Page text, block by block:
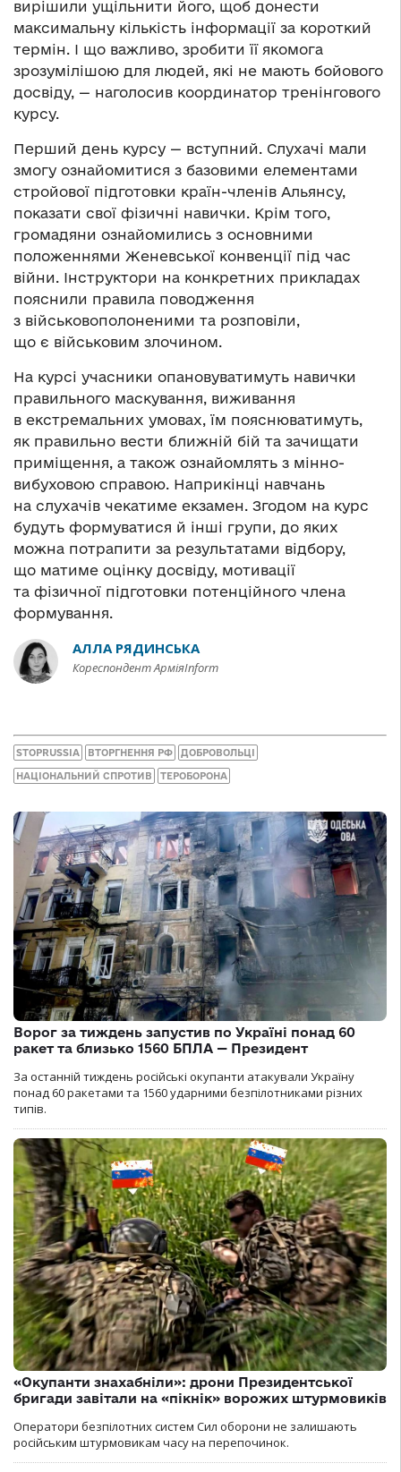
вирішили ущільнити його, щоб донести
максимальну кількість інформації за короткий
термін. І що важливо, зробити її якомога
зрозумілішою для людей, які не мають бойового
досвіду, — наголосив координатор тренінгового
курсу.
Перший день курсу — вступний. Слухачі мали
змогу ознайомитися з базовими елементами
стройової підготовки країн-членів Альянсу,
показати свої фізичні навички. Крім того,
громадяни ознайомились з основними
положеннями Женевської конвенції під час
війни. Інструктори на конкретних прикладах
пояснили правила поводження
з військовополоненими та розповіли,
що є військовим злочином.
На курсі учасники опановуватимуть навички
правильного маскування, виживання
в екстремальних умовах, їм пояснюватимуть,
як правильно вести ближній бій та зачищати
приміщення, а також ознайомлять з мінно-
вибуховою справою. Наприкінці навчань
на слухачів чекатиме екзамен. Згодом на курс
будуть формуватися й інші групи, до яких
можна потрапити за результатами відбору,
що матиме оцінку досвіду, мотивації
та фізичної підготовки потенційного члена
формування.
АЛЛА РЯДИНСЬКА
Кореспондент АрміяInform
STOPRUSSIA ВТОРГНЕННЯ РФ ДОБРОВОЛЬЦІ
НАЦІОНАЛЬНИЙ СПРОТИВ ТЕРОБОРОНА
Ворог за тиждень запустив по Україні понад 60
ракет та близько 1560 БПЛА — Президент
За останній тиждень російські окупанти атакували Україну
понад 60 ракетами та 1560 ударними безпілотниками різних
типів.
«Окупанти знахабніли»: дрони Президентської
бригади завітали на «пікнік» ворожих штурмовиків
Оператори безпілотних систем Сил оборони не залишають
російським штурмовикам часу на перепочинок.